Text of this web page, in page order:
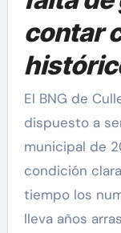
contar
El BNG de Culleredo ha confirmado que está
dispuesto a
municipal de
condición
tiempo los
lleva años